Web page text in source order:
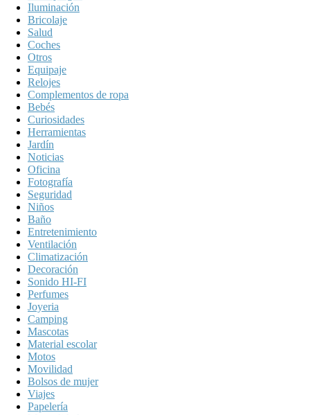
Iluminación
Bricolaje
Salud
Coches
Otros
Equipaje
Relojes
Complementos de ropa
Bebés
Curiosidades
Herramientas
Jardín
Noticias
Oficina
Fotografía
Seguridad
Niños
Baño
Entretenimiento
Ventilación
Climatización
Decoración
Sonido HI-FI
Perfumes
Joyeria
Camping
Mascotas
Material escolar
Motos
Movilidad
Bolsos de mujer
Viajes
Papelería